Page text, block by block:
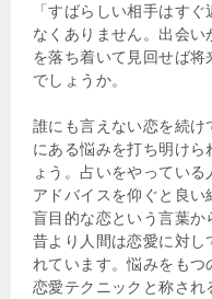
「すばらしい相手はす
なくありません。出会
を落ち着いて見回せば
でしょうか。
誰にも言えない恋を続け
にある悩みを打ち明け
ょう。占いをやってい
アドバイスを仰ぐと良い
盲目的な恋という言葉か
昔より人間は恋愛に対し
れています。悩みをもつ
恋愛テクニックと称さ